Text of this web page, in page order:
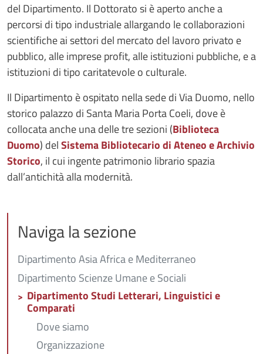
del Dipartimento. Il Dottorato si è aperto anche a
percorsi di tipo industriale allargando le collaborazioni
scientifiche ai settori del mercato del lavoro privato e
pubblico, alle imprese profit, alle istituzioni pubbliche, e a
istituzioni di tipo caritatevole o culturale.
Il Dipartimento è ospitato nella sede di Via Duomo, nello
storico palazzo di Santa Maria Porta Coeli, dove è
collocata anche una delle tre sezioni (Biblioteca
Duomo) delSistema Bibliotecario di Ateneo e Archivio
Storico, il cui ingente patrimonio librario spazia
dall’antichità alla modernità.
Naviga la sezione
Dipartimento Asia Africa e Mediterraneo
Dipartimento Scienze Umane e Sociali
Dipartimento Studi Letterari, Linguistici e
Comparati
Dove siamo
Organizzazione